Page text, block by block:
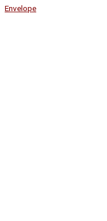
Envelope